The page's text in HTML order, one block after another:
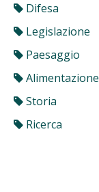
Difesa
Legislazione
Paesaggio
Alimentazione
Storia
Ricerca